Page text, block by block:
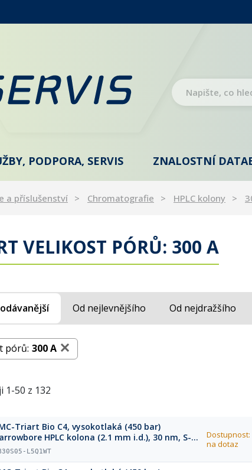
PODPORA, SERVIS ZNALOSTNÍ
a příslušenství Chromatografie HPLC kolony
VELIKOST PÓRŮ: 300 A
Od nejlevnějšího Od nejdražšího
pórů: 300 A
1-50 z 132
Triart Bio C4, vysokotlaká (450 bar)
HPLC kolona (2.1 mm i.d.), 30 nm, S-5
75 x 2.1 mm
L5Q1WT
Dostupnost:
na dotaz